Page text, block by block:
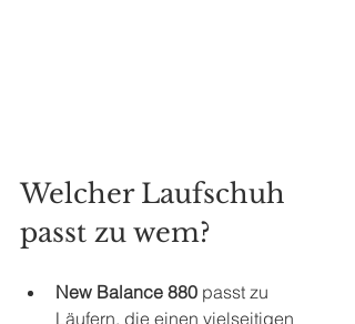
Welcher Laufschuh
passt zu wem?
New Balance 880 passt zu
Läufern, die einen vielseitigen